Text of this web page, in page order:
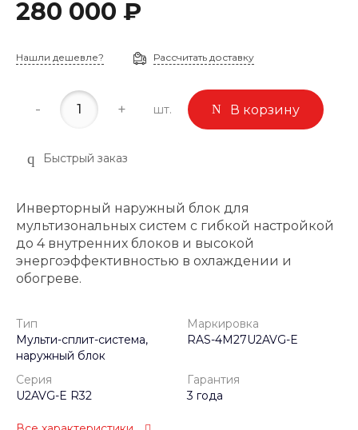
280 000 ₽
Нашли дешевле? Рассчитать доставку
- + шт. В корзину
Быстрый заказ
Инверторный наружный блок для
мультизональных систем с гибкой настройкой
до 4 внутренних блоков и высокой
энергоэффективностью в охлаждении и
обогреве.
Тип
Мульти-сплит-система,
наружный блок
Маркировка
RAS-4M27U2AVG-E
Серия
U2AVG-E R32
Гарантия
3 года